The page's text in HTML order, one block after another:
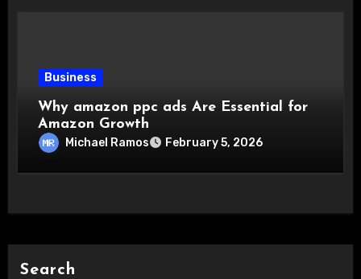
Business
Why amazon ppc ads Are Essential for
Amazon Growth
Michael Ramos February 5, 2026
Search